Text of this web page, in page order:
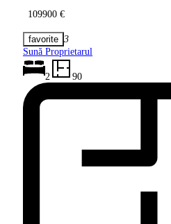
109900 €
3
Sună Proprietarul
2 90